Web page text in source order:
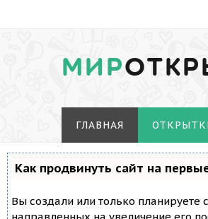
МИР
ГЛАВНАЯ
Как продвинуть сайт на
Вы создали или только планируете